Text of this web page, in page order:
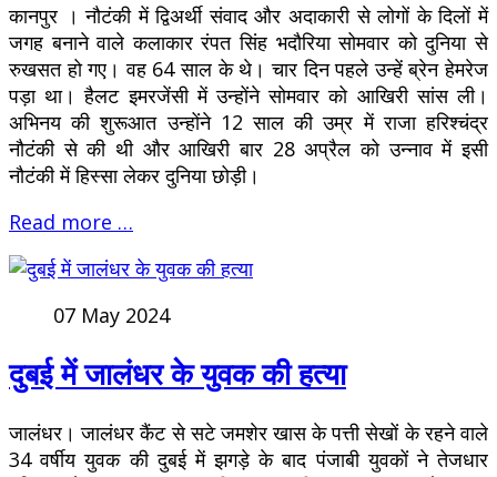
कानपुर । नौटंकी में द्विअर्थी संवाद और अदाकारी से लोगों के दिलों में
जगह बनाने वाले कलाकार रंपत सिंह भदौरिया सोमवार को दुनिया से
रुखसत हो गए। वह 64 साल के थे। चार दिन पहले उन्हें ब्रेन हेमरेज
पड़ा था। हैलट इमरजेंसी में उन्होंने सोमवार को आखिरी सांस ली।
अभिनय की शुरूआत उन्होंने 12 साल की उम्र में राजा हरिश्चंद्र
नौटंकी से की थी और आखिरी बार 28 अप्रैल को उन्नाव में इसी
नौटंकी में हिस्सा लेकर दुनिया छोड़ी।
Read more …
07 May 2024
दुबई में जालंधर के युवक की हत्या
जालंधर। जालंधर कैंट से सटे जमशेर खास के पत्ती सेखों के रहने वाले
34 वर्षीय युवक की दुबई में झगड़े के बाद पंजाबी युवकों ने तेजधार